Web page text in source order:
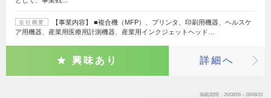
会社概要
【事業内容】 ■複合機（MFP）、プリンタ、印刷用機器、ヘルスケ
ア用機器、産業用医療用計測機器、産業用インクジェットヘッド…
興味あり 詳細へ
掲載期間 26/08/06～26/08/19